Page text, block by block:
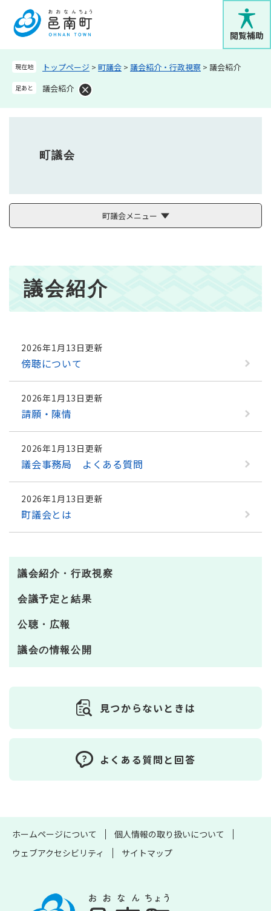
。
メニューを飛ばして本文へ
閲覧補助
現在地 トップページ > 町議会 > 議会紹介・行政視察 > 議会紹介
足あと 議会紹介
町議会
町議会メニュー
議会紹介
2026年1月13日更新
傍聴について
2026年1月13日更新
請願・陳情
2026年1月13日更新
議会事務局 よくある質問
2026年1月13日更新
町議会とは
議会紹介・行政視察
会議予定と結果
公聴・広報
議会の情報公開
見つからないときは
よくある質問と回答
ホームページについて
個人情報の取り扱いについて
ウェブアクセシビリティ
サイトマップ